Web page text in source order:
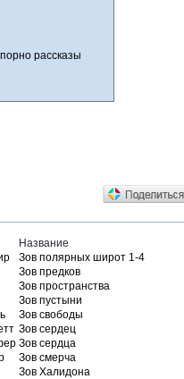
рассказы
Название
Зов полярных широт 1-4
Зов предков
Зов пространства
Зов пустыни
Зов свободы
Зов сердец
Зов сердца
Зов смерча
Зов Халидона